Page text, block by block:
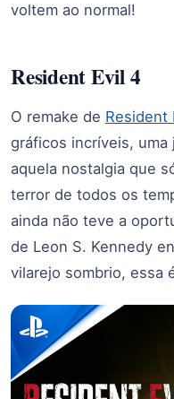
voltem ao normal!
Resident Evil 4
O remake de Resident
gráficos incríveis, uma
aquela nostalgia que
terror de todos os
ainda não teve a
de Leon S. Kennedy
vilarejo sombrio, essa